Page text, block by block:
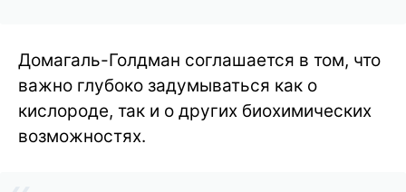
Домагаль-Голдман соглашается в том, что
важно глубоко задумываться как о
кислороде, так и о других биохимических
возможностях.